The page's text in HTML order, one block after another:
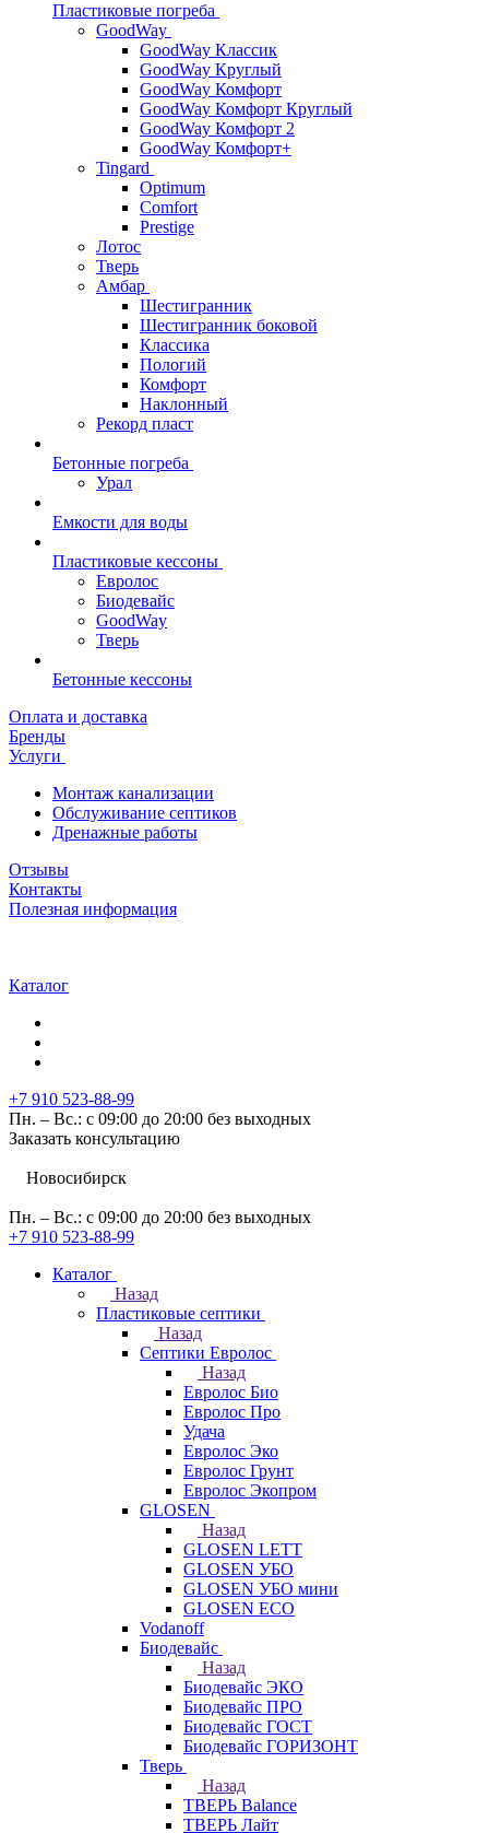
Пластиковые погреба
GoodWay
GoodWay Классик
GoodWay Круглый
GoodWay Комфорт
GoodWay Комфорт Круглый
GoodWay Комфорт 2
GoodWay Комфорт+
Tingard
Optimum
Comfort
Prestige
Лотос
Тверь
Амбар
Шестигранник
Шестигранник боковой
Классика
Пологий
Комфорт
Наклонный
Рекорд пласт
Бетонные погреба
Урал
Емкости для воды
Пластиковые кессоны
Евролос
Биодевайс
GoodWay
Тверь
Бетонные кессоны
Оплата и доставка
Бренды
Услуги
Монтаж канализации
Обслуживание септиков
Дренажные работы
Отзывы
Контакты
Полезная информация
Каталог
+7 910 523-88-99
Пн. – Вс.: с 09:00 до 20:00 без выходных
Заказать консультацию
Новосибирск
Пн. – Вс.: с 09:00 до 20:00 без выходных
+7 910 523-88-99
Каталог
Назад
Пластиковые септики
Назад
Септики Евролос
Назад
Евролос Био
Евролос Про
Удача
Евролос Эко
Евролос Грунт
Евролос Экопром
GLOSEN
Назад
GLOSEN LETT
GLOSEN УБО
GLOSEN УБО мини
GLOSEN ECO
Vodanoff
Биодевайс
Назад
Биодевайс ЭКО
Биодевайс ПРО
Биодевайс ГОСТ
Биодевайс ГОРИЗОНТ
Тверь
Назад
ТВЕРЬ Balance
ТВЕРЬ Лайт